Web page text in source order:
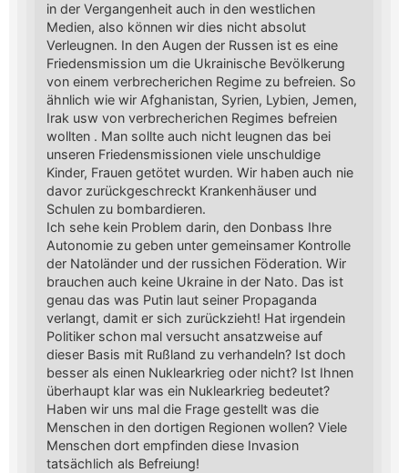
in der Vergangenheit auch in den westlichen
Medien, also können wir dies nicht absolut
Verleugnen. In den Augen der Russen ist es eine
Friedensmission um die Ukrainische Bevölkerung
von einem verbrecherichen Regime zu befreien. So
ähnlich wie wir Afghanistan, Syrien, Lybien, Jemen,
Irak usw von verbrecherichen Regimes befreien
wollten . Man sollte auch nicht leugnen das bei
unseren Friedensmissionen viele unschuldige
Kinder, Frauen getötet wurden. Wir haben auch nie
davor zurückgeschreckt Krankenhäuser und
Schulen zu bombardieren.
Ich sehe kein Problem darin, den Donbass Ihre
Autonomie zu geben unter gemeinsamer Kontrolle
der Natoländer und der russichen Föderation. Wir
brauchen auch keine Ukraine in der Nato. Das ist
genau das was Putin laut seiner Propaganda
verlangt, damit er sich zurückzieht! Hat irgendein
Politiker schon mal versucht ansatzweise auf
dieser Basis mit Rußland zu verhandeln? Ist doch
besser als einen Nuklearkrieg oder nicht? Ist Ihnen
überhaupt klar was ein Nuklearkrieg bedeutet?
Haben wir uns mal die Frage gestellt was die
Menschen in den dortigen Regionen wollen? Viele
Menschen dort empfinden diese Invasion
tatsächlich als Befreiung!